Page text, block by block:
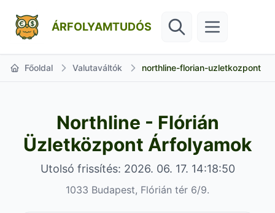
ÁRFOLYAMTUDÓS
Főoldal Valutaváltók northline-florian-uzletkozpont
Northline - Flórián
Üzletközpont Árfolyamok
Utolsó frissítés: 2026. 06. 17. 14:18:50
1033 Budapest, Flórián tér 6/9.